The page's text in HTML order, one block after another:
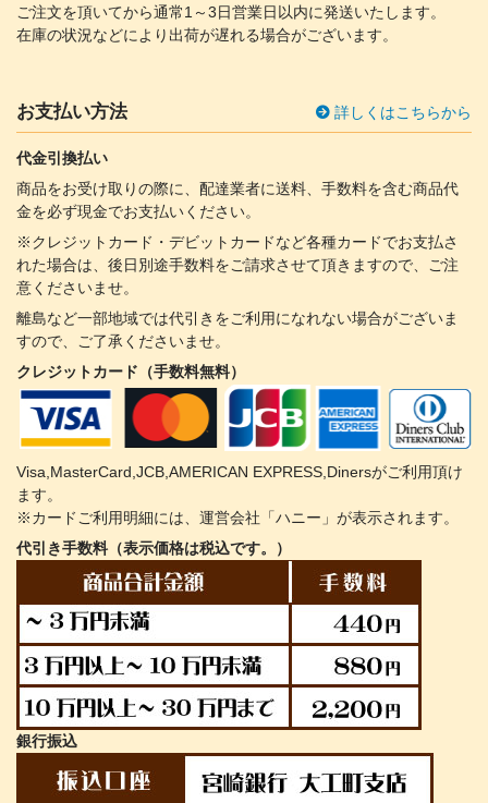
ご注文を頂いてから通常1～3日営業日以内に発送いたします。
在庫の状況などにより出荷が遅れる場合がございます。
お支払い方法 詳しくはこちらから
代金引換払い
商品をお受け取りの際に、配達業者に送料、手数料を含む商品代
金を必ず現金でお支払いください。
※クレジットカード・デビットカードなど各種カードでお支払さ
れた場合は、後日別途手数料をご請求させて頂きますので、ご注
意くださいませ。
離島など一部地域では代引きをご利用になれない場合がございま
すので、ご了承くださいませ。
クレジットカード（手数料無料）
Visa,MasterCard,JCB,AMERICAN EXPRESS,Dinersがご利用頂け
ます。
※カードご利用明細には、運営会社「ハニー」が表示されます。
代引き手数料（表示価格は税込です。）
銀行振込